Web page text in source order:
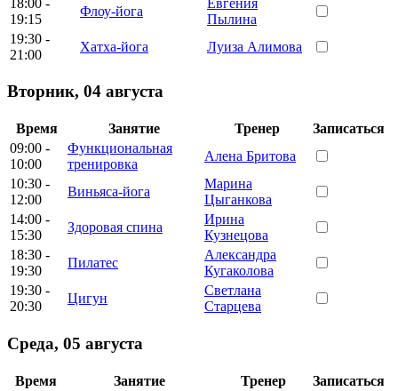
19:15
Флоу-йога
Пылина
19:30 -
21:00
Хатха-йога Луиза Алимова
Вторник, 04 августа
Время Занятие Тренер
Записаться
09:00 -
10:00
Функциональная
тренировка
Алена Бритова
10:30 -
12:00
Виньяса-йога
Марина
Цыганкова
14:00 -
15:30
Здоровая спина
Ирина
Кузнецова
18:30 -
19:30
Пилатес
Александра
Кугаколова
19:30 -
20:30
Цигун
Светлана
Старцева
Среда, 05 августа
Время Занятие Тренер
Записаться